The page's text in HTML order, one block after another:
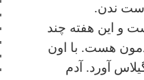
دست ندن.
و این هفته چند
هست. با اون
آورد. آدم